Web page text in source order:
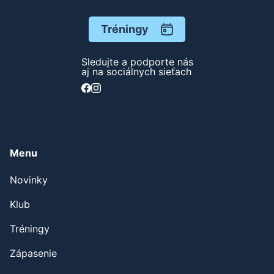
Tréningy
Sledujte a podporte nás
aj na sociálnych sieťach
Menu
Novinky
Klub
Tréningy
Zápasenie